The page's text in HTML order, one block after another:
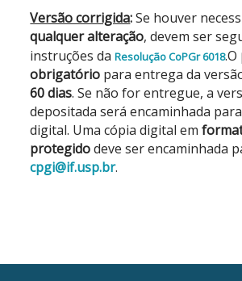
Versão corrigida:Se houver
qualquer alteração, devem ser
instruções daResolução CoPGr 6018.O
obrigatório para entrega da
60 dias. Se não for entregue, a
depositada será encaminhada
digital. Uma cópia digital em
protegidodeve ser encaminhada
cpgi@if.usp.br.